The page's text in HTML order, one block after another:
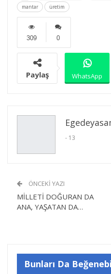
mantar
üretim
0
309
Paylaş WhatsApp
- 13
ÖNCEKI YAZI
MİLLETİ DOĞURAN DA
ANA, YAŞATAN DA…
Bunları Da